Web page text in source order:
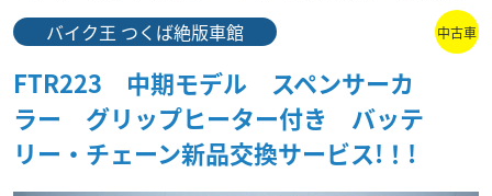
バイク王 つくば絶版車館 中古車
FTR223 中期モデル スペンサーカ
ラー グリップヒーター付き バッテ
リー・チェーン新品交換サービス!！!